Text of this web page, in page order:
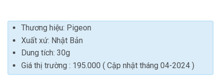
Thương hiệu: Pigeon
Xuất xứ: Nhật Bản
Dung tích: 30g
Giá thị trường : 195.000 ( Cập nhật tháng 04-2024 )